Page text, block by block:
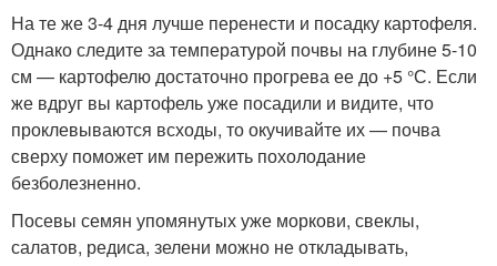
На те же 3-4 дня лучше перенести и посадку картофеля.
Однако следите за температурой почвы на глубине 5-10
см — картофелю достаточно прогрева ее до +5 °С. Если
же вдруг вы картофель уже посадили и видите, что
проклевываются всходы, то окучивайте их — почва
сверху поможет им пережить похолодание
безболезненно.
Посевы семян упомянутых уже моркови, свеклы,
салатов, редиса, зелени можно не откладывать,